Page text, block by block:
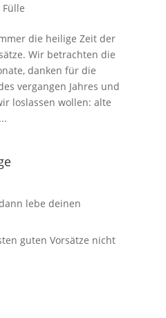
die heilige Zeit der
Wir betrachten die
danken für die
vergangen Jahres und
loslassen wollen: alte
lebe deinen
guten Vorsätze nicht